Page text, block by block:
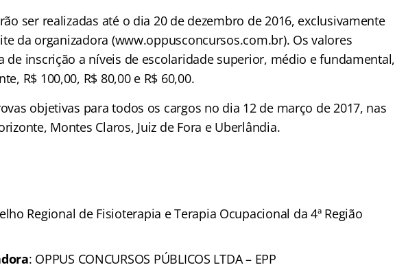
ser realizadas até o dia 20 de dezembro de 2016, exclusivamente
da organizadora (www.oppusconcursos.com.br). Os valores
de inscrição a níveis de escolaridade superior, médio e fundamental,
R$ 100,00, R$ 80,00 e R$ 60,00.
objetivas para todos os cargos no dia 12 de março de 2017, nas
Montes Claros, Juiz de Fora e Uberlândia.
Regional de Fisioterapia e Terapia Ocupacional da 4ª Região
: OPPUS CONCURSOS PÚBLICOS LTDA – EPP